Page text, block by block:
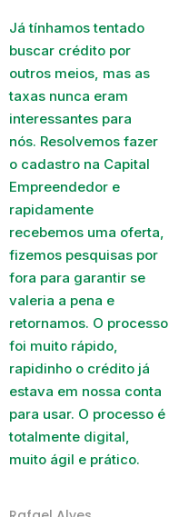
Já tínhamos tentado
buscar crédito por
outros meios, mas as
taxas nunca eram
interessantes para
nós. Resolvemos fazer
o cadastro na Capital
Empreendedor e
rapidamente
recebemos uma oferta
fizemos pesquisas por
fora para garantir se
valeria a pena e
retornamos. O processo
foi muito rápido,
rapidinho o crédito já
estava em nossa conta
para usar. O processo é
totalmente digital
muito ágil e prático.